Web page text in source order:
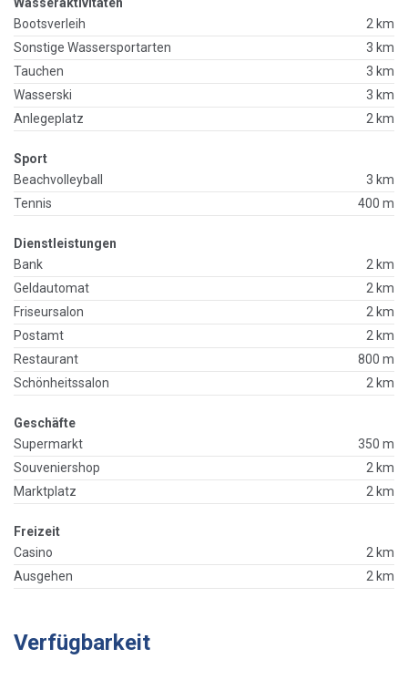
Wasseraktivitäten
Bootsverleih
2 km
Sonstige Wassersportarten
3 km
Tauchen
3 km
Wasserski
3 km
Anlegeplatz
2 km
Sport
Beachvolleyball
3 km
Tennis
400 m
Dienstleistungen
Bank
2 km
Geldautomat
2 km
Friseursalon
2 km
Postamt
2 km
Restaurant
800 m
Schönheitssalon
2 km
Geschäfte
Supermarkt
350 m
Souveniershop
2 km
Marktplatz
2 km
Freizeit
Casino
2 km
Ausgehen
2 km
Verfügbarkeit